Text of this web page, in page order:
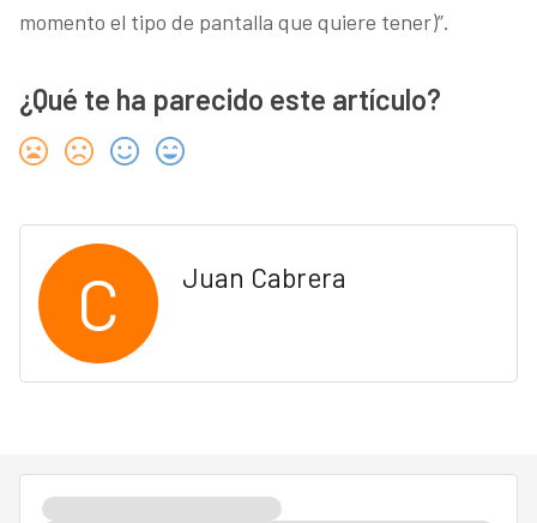
momento el tipo de pantalla que quiere tener)”.
¿Qué te ha parecido este artículo?
C Juan Cabrera